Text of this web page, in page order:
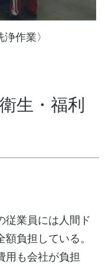
作業〉
生・福利
従業員には人間ド
負担している。
用も会社が負担